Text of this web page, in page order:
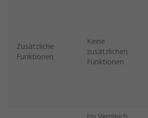
Zusätzliche
Funktionen
Keine
zusätzlichen
Funktionen